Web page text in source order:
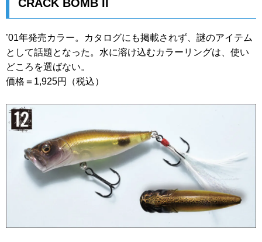
CRACK BOMB II
’01年発売カラー。カタログにも掲載されず、謎のアイテム
として話題となった。水に溶け込むカラーリングは、使い
どころを選ばない。
価格＝1,925円（税込）